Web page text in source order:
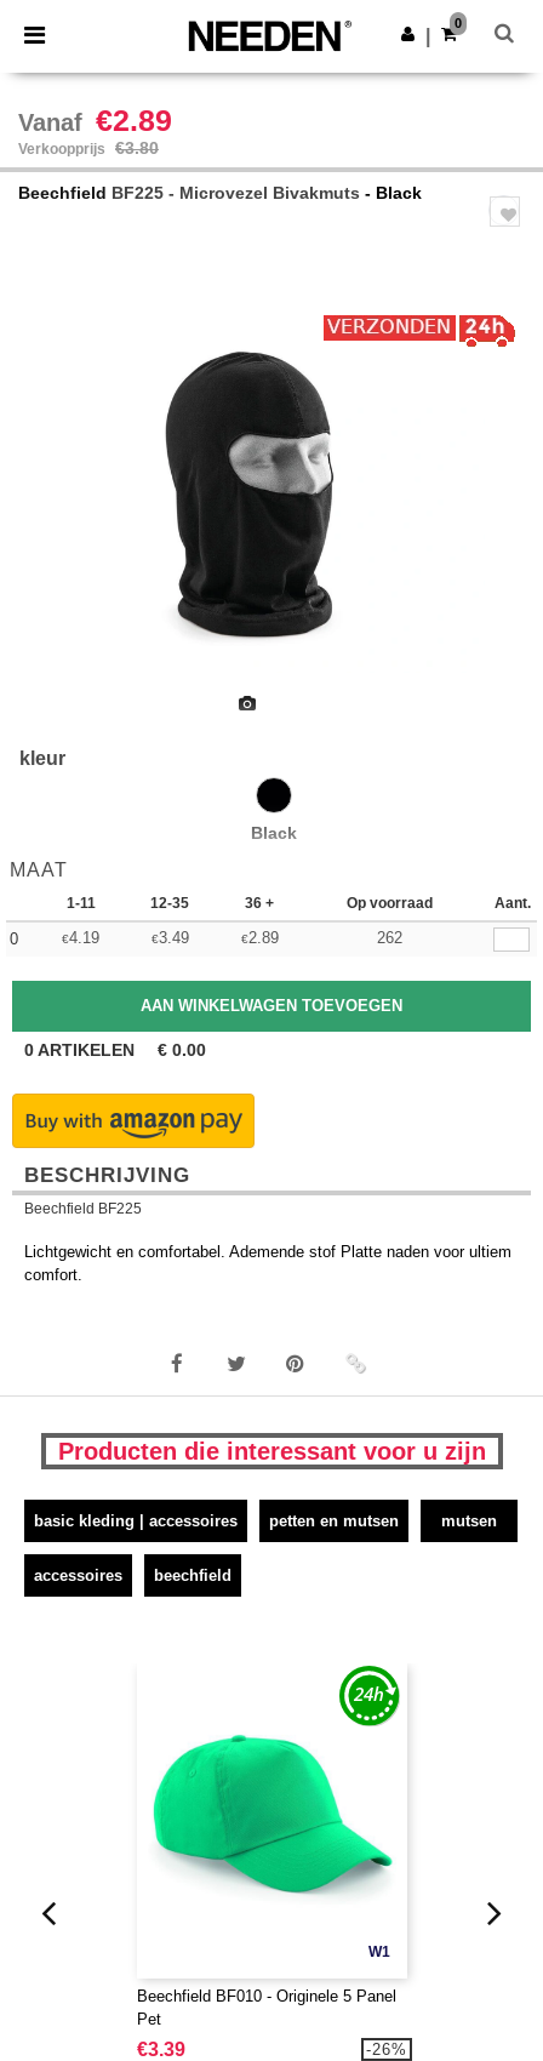
× Needen-app
Betere prijzen in de app!
Download app
0
Vanaf €2.89
Verkoopprijs €3.80
Beechfield BF225 - Microvezel Bivakmuts - Black
kleur
Black
MAAT
1-11 12-35 36 + Op voorraad Aant.
0 €4.19 €3.49 €2.89 262
0ARTIKELEN € 0.00
BESCHRIJVING
Beechfield BF225
Lichtgewicht en comfortabel. Ademende stof Platte naden voor ultiem
comfort.
Producten die interessant voor u zijn
basic kleding | accessoires petten en mutsen mutsen
accessoires beechfield
W1
Beechfield BF010 - Originele 5 Panel
Pet
€3.39 -26%